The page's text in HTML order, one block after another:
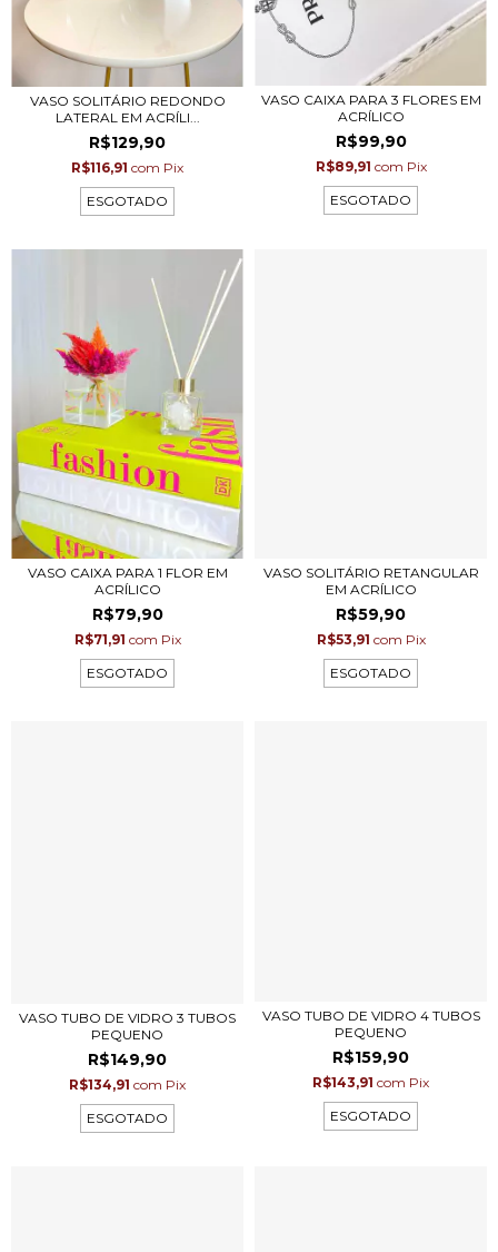
VASO SOLITÁRIO REDONDO
LATERAL EM ACRÍLI...
R$129,90
R$116,91 com Pix
ESGOTADO
VASO CAIXA PARA 3 FLORES EM
ACRÍLICO
R$99,90
R$89,91 com Pix
ESGOTADO
VASO CAIXA PARA 1 FLOR EM
ACRÍLICO
R$79,90
R$71,91 com Pix
ESGOTADO
VASO SOLITÁRIO RETANGULAR
EM ACRÍLICO
R$59,90
R$53,91 com Pix
ESGOTADO
VASO TUBO DE VIDRO 3 TUBOS
PEQUENO
R$149,90
R$134,91 com Pix
ESGOTADO
VASO TUBO DE VIDRO 4 TUBOS
PEQUENO
R$159,90
R$143,91 com Pix
ESGOTADO